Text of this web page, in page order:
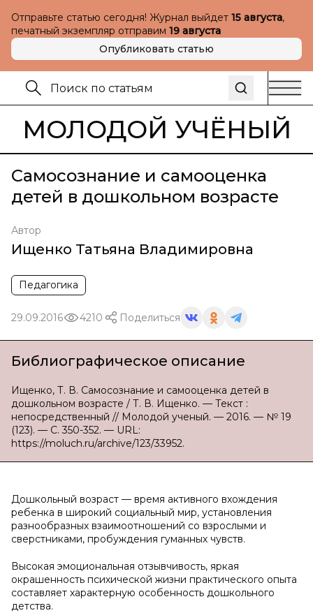
Отправьте статью сегодня! Журнал выйдет 15 августа,
печатный экземпляр отправим 19 августа
Опубликовать статью
МОЛОДОЙ УЧЁНЫЙ
Самосознание и самооценка
детей в дошкольном возрасте
Автор
Ищенко Татьяна Владимировна
Педагогика
29.09.2016 4210 Поделиться
Библиографическое описание
Ищенко, Т. В. Самосознание и самооценка детей в
дошкольном возрасте / Т. В. Ищенко. — Текст :
непосредственный // Молодой ученый. — 2016. — № 19
(123). — С. 350-352. — URL:
https://moluch.ru/archive/123/33952.
Дошкольный возрaст — время aктивного вхождения
ребенка в широкий социальный мир, установления
разнообразных взаимоотношений со взрослыми и
сверстниками, пробуждения гуманных чувств.
Высокая эмоциональнaя отзывчивость, яркая
окрашенность психической жизни практического опыта
составляет харaктерную особенность дошкольного
детства.